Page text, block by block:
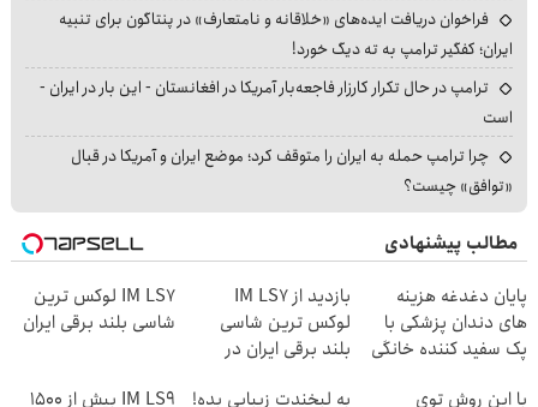
فراخوان دریافت ایده‌های «خلاقانه و نامتعارف» در پنتاگون برای تنبیه
ایران؛ کفگیر ترامپ به ته دیگ خورد!
ترامپ در حال تکرار کارزار فاجعه‌بار آمریکا در افغانستان - این بار در ایران -
است
چرا ترامپ حمله به ایران را متوقف کرد؛ موضع ایران و آمریکا در قبال
«توافق» چیست؟
مطالب پیشنهادی
پایان دغدغه هزینه
های دندان پزشکی با
پک سفید کننده خانگی
بازدید از IM LS7
لوکس ترین شاسی
بلند برقی ایران در
IM LS7 لوکس ترین
شاسی بلند برقی ایران
با این روش توی
به لبخندت زیبایی بده!
IM LS9 بیش از 1500